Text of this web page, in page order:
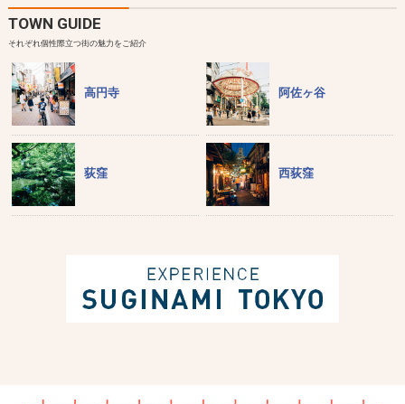
TOWN GUIDE
それぞれ個性際立つ街の魅力をご紹介
高円寺 阿佐ヶ谷
荻窪 西荻窪